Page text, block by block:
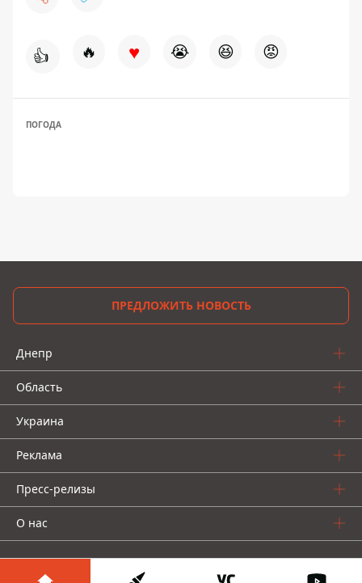
👍 🔥 ♥ 😭 😆 😡
ПОГОДА
ПРЕДЛОЖИТЬ НОВОСТЬ
Днепр
Область
Украина
Реклама
Пресс-релизы
О нас